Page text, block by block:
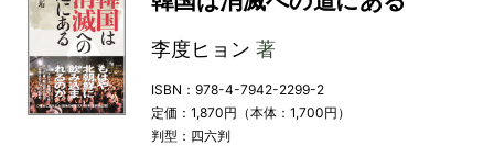
李度ヒョン 著
ISBN：978-4-7942-2299-2
定価：1,870円（本体：1,700円）
判型：四六判